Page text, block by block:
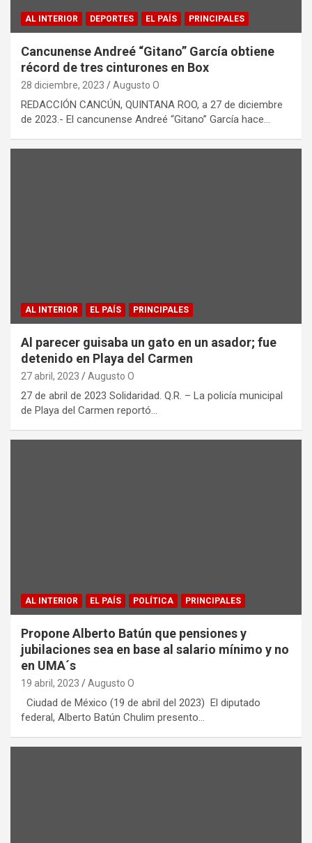
AL INTERIOR DEPORTES EL PAÍS PRINCIPALES
Cancunense Andreé “Gitano” García obtiene
récord de tres cinturones en Box
28 diciembre, 2023 Augusto O
REDACCIÓN CANCÚN, QUINTANA ROO, a 27 de diciembre
de 2023.- El cancunense Andreé “Gitano” García hace…
AL INTERIOR EL PAÍS PRINCIPALES
Al parecer guisaba un gato en un asador; fue
detenido en Playa del Carmen
27 abril, 2023 Augusto O
27 de abril de 2023 Solidaridad. Q.R. – La policía municipal
de Playa del Carmen reportó…
AL INTERIOR EL PAÍS POLÍTICA PRINCIPALES
Propone Alberto Batún que pensiones y
jubilaciones sea en base al salario mínimo y no
en UMA´s
19 abril, 2023 Augusto O
Ciudad de México (19 de abril del 2023) El diputado
federal, Alberto Batún Chulim presento…